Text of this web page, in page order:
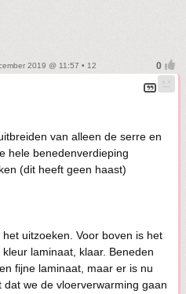
2019 @ 11:57 • 12
van alleen de serre en
hele benedenverdieping
(dit heeft geen haast)
uitzoeken. Voor boven is het
laminaat, klaar. Beneden
fijne laminaat, maar er is nu
we de vloerverwarming gaan